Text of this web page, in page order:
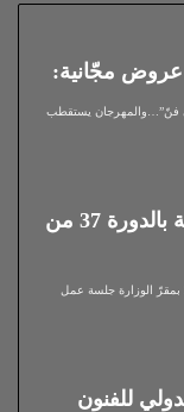
عروض مجّانية:
فنّ”…والمهرجان يستقطب
متابعة الاستعدادات التنظيمية المتعلّقة بالدورة 37 من
التأمت مساء الإثنين 03 أوت 2026 بمقرّ الوزارة جلسة عمل
للفنون